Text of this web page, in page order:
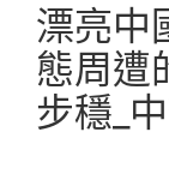
漂亮
態周遭
步穩_